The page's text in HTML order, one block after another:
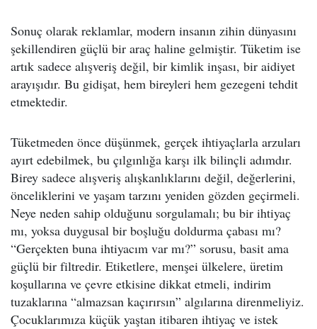
Sonuç olarak reklamlar, modern insanın zihin dünyasını
şekillendiren güçlü bir araç haline gelmiştir. Tüketim ise
artık sadece alışveriş değil, bir kimlik inşası, bir aidiyet
arayışıdır. Bu gidişat, hem bireyleri hem gezegeni tehdit
etmektedir.
Tüketmeden önce düşünmek, gerçek ihtiyaçlarla arzuları
ayırt edebilmek, bu çılgınlığa karşı ilk bilinçli adımdır.
Birey sadece alışveriş alışkanlıklarını değil, değerlerini,
önceliklerini ve yaşam tarzını yeniden gözden geçirmeli.
Neye neden sahip olduğunu sorgulamalı; bu bir ihtiyaç
mı, yoksa duygusal bir boşluğu doldurma çabası mı?
“Gerçekten buna ihtiyacım var mı?” sorusu, basit ama
güçlü bir filtredir. Etiketlere, menşei ülkelere, üretim
koşullarına ve çevre etkisine dikkat etmeli, indirim
tuzaklarına “almazsan kaçırırsın” algılarına direnmeliyiz.
Çocuklarımıza küçük yaştan itibaren ihtiyaç ve istek